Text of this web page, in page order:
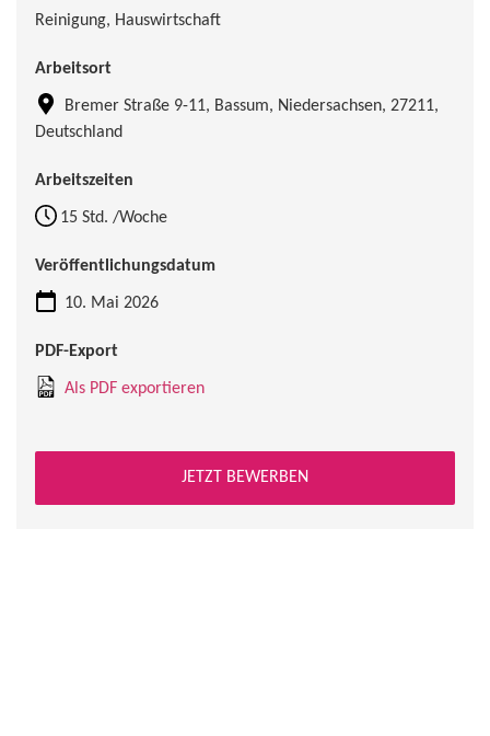
Reinigung, Hauswirtschaft
Arbeitsort
Bremer Straße 9-11, Bassum, Niedersachsen, 27211,
Deutschland
Arbeitszeiten
15 Std. /Woche
Veröffentlichungsdatum
10. Mai 2026
PDF-Export
Als PDF exportieren
JETZT BEWERBEN